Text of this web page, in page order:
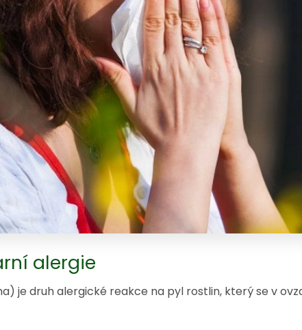
alergie
je druh alergické reakce na pyl rostlin, který se v